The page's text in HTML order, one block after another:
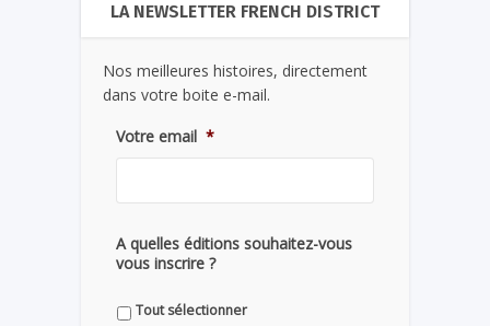
LA NEWSLETTER FRENCH DISTRICT
Nos meilleures histoires, directement
dans votre boite e-mail.
Votre email *
A quelles éditions souhaitez-vous
vous inscrire ?
Tout sélectionner